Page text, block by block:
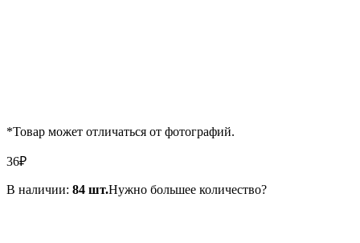
*Товар может отличаться от фотографий.
36₽
В наличии: 84 шт.Нужно большее количество?